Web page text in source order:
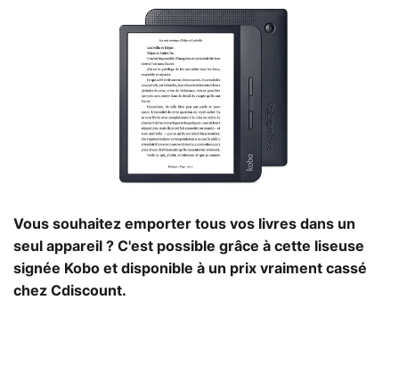
Vous souhaitez emporter tous vos livres dans un
seul appareil ? C'est possible grâce à cette liseuse
signée Kobo et disponible à un prix vraiment cassé
chez Cdiscount.